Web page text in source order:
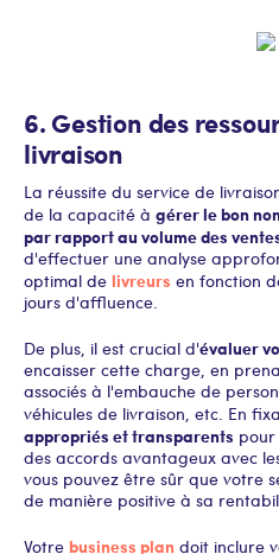
6. Gestion des
livraison
La réussite du service de
de la capacité à gérer le bon
par rapport au volume des
d'effectuer une analyse
optimal de livreurs en fonction
jours d'affluence.
De plus, il est crucial d'évaluer
encaisser cette charge, en
associés à l'embauche de
véhicules de livraison, etc. En
appropriés et transparents pour
des accords avantageux avec
vous pouvez être sûr que votre
de manière positive à sa
Votre business plan doit inclure